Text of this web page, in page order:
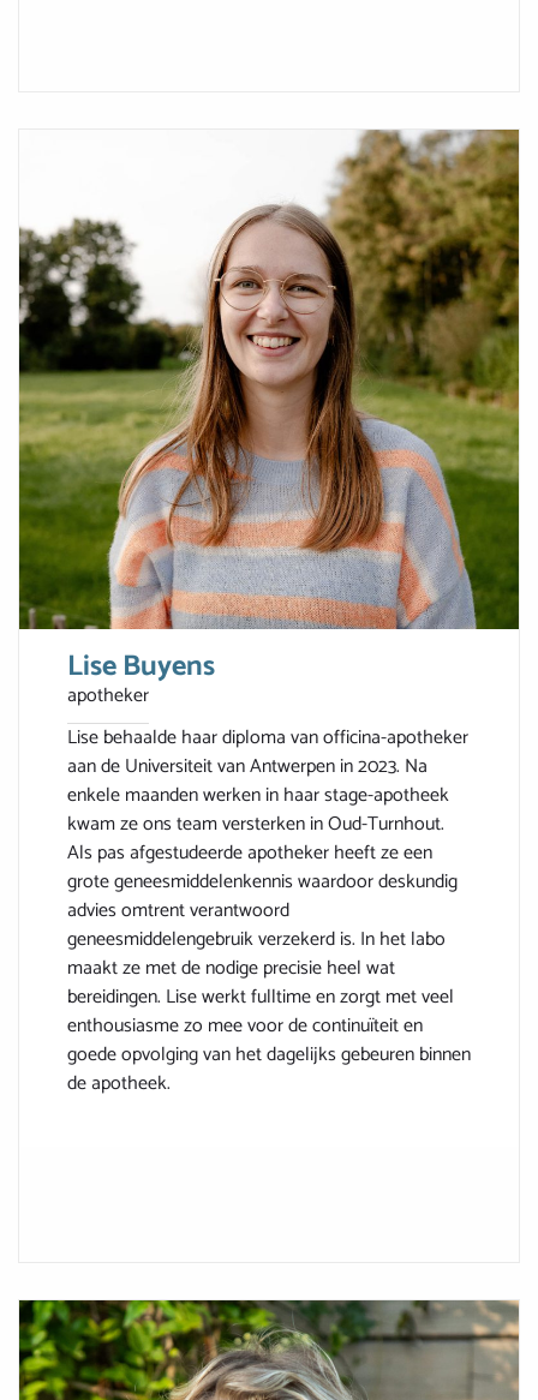
Lise Buyens
apotheker
Lise behaalde haar diploma van officina-apotheker
aan de Universiteit van Antwerpen in 2023. Na
enkele maanden werken in haar stage-apotheek
kwam ze ons team versterken in Oud-Turnhout.
Als pas afgestudeerde apotheker heeft ze een
grote geneesmiddelenkennis waardoor deskundig
advies omtrent verantwoord
geneesmiddelengebruik verzekerd is. In het labo
maakt ze met de nodige precisie heel wat
bereidingen. Lise werkt fulltime en zorgt met veel
enthousiasme zo mee voor de continuïteit en
goede opvolging van het dagelijks gebeuren binnen
de apotheek.